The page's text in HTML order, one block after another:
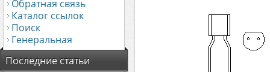
Обратная связь
Каталог ссылок
Поиск
Генеральная
Последние статьи